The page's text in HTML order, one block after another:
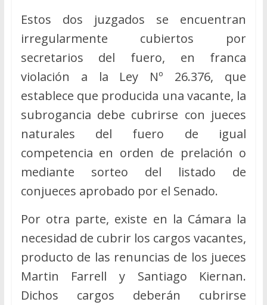
Estos dos juzgados se encuentran
irregularmente cubiertos por
secretarios del fuero, en franca
violación a la Ley Nº 26.376, que
establece que producida una vacante, la
subrogancia debe cubrirse con jueces
naturales del fuero de igual
competencia en orden de prelación o
mediante sorteo del listado de
conjueces aprobado por el Senado.
Por otra parte, existe en la Cámara la
necesidad de cubrir los cargos vacantes,
producto de las renuncias de los jueces
Martin Farrell y Santiago Kiernan.
Dichos cargos deberán cubrirse